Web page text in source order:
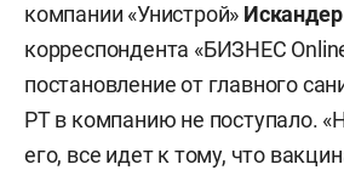
компании «Унистрой»
корреспондента «БИЗНЕС
постановление от главного
РТ в компанию не поступало.
его, все идет к тому, что